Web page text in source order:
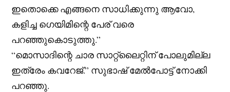
ഇതൊക്കെ എങ്ങനെ സാധിക്കുന്നു ആവോ,
കളിച്ച ഗെയിമിന്റെ പേര് വരെ
പറഞ്ഞുകൊടുത്തു.”
“മൊസാദിന്റെ ചാര സാറ്റ്ലൈറ്റിന് പോലുമില്ല
ഇത്രേം കവറേജ്.” സുഭാഷ് മേൽപോട്ട് നോക്കി
പറഞ്ഞു.